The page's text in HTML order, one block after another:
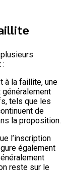
:
à la faillite, une
tels que les
de
la proposition.
l’inscription
également
reste sur le